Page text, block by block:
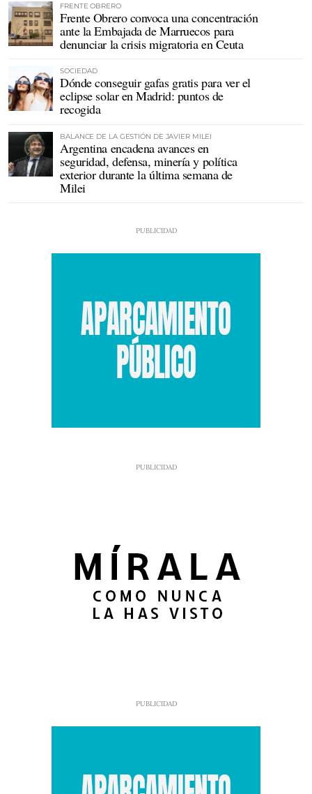
FRENTE OBRERO
Frente Obrero convoca una concentración
ante la Embajada de Marruecos para
denunciar la crisis migratoria en Ceuta
SOCIEDAD
Dónde conseguir gafas gratis para ver el
eclipse solar en Madrid: puntos de
recogida
BALANCE DE LA GESTIÓN DE JAVIER MILEI
Argentina encadena avances en
seguridad, defensa, minería y política
exterior durante la última semana de
Milei